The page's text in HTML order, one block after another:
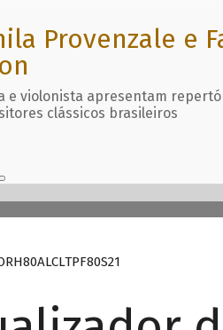
Provenzale e
e violonista apresentam
clássicos brasileiros